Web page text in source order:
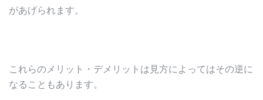
があげられます。
これらのメリット・デメリットは見方によってはその逆に
なることもあります。